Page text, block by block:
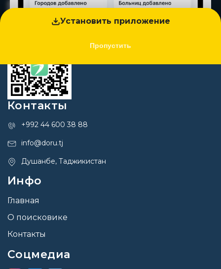
Установить приложение
Пропустить
Контакты
+992 44 600 38 88
info@doru.tj
Душанбе, Таджикистан
Инфо
Главная
О поисковике
Контакты
Соцмедиа